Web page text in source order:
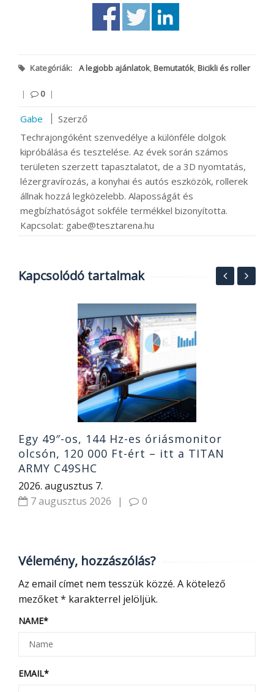
Kategóriák: A legjobb ajánlatok,Bemutatók,Bicikli és roller
| 0 |
Gabe
Szerző
Techrajongóként szenvedélye a különféle dolgok
kipróbálása és tesztelése. Az évek során számos
területen szerzett tapasztalatot, de a 3D nyomtatás,
lézergravírozás, a konyhai és autós eszközök, rollerek
állnak hozzá legközelebb. Alaposságát és
megbízhatóságot sokféle termékkel bizonyította.
Kapcsolat: gabe@tesztarena.hu
Kapcsolódó tartalmak
Egy 49″-os, 144 Hz-es óriásmonitor
olcsón, 120 000 Ft-ért – itt a TITAN
ARMY C49SHC
2026. augusztus 7.
7 augusztus 2026
| 0
Vélemény, hozzászólás?
Az email címet nem tesszük közzé. A kötelező
mezőket* karakterrel jelöljük.
NAME*
EMAIL*